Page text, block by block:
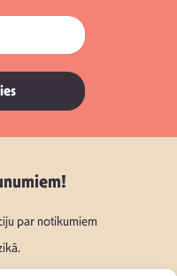
par notikumiem